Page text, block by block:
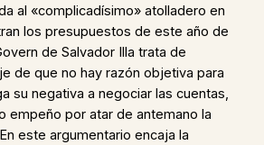
al «complicadísimo» atolladero en
los presupuestos de este año de
de Salvador Illa trata de
de que no hay razón objetiva para
su negativa a negociar las cuentas,
empeño por atar de antemano la
este argumentario encaja la